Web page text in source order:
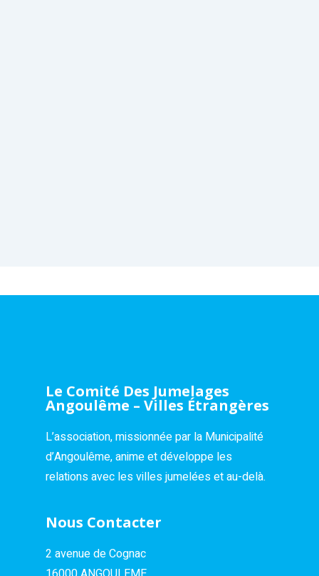
Le Comité Des Jumelages
Angoulême – Villes Étrangères
L’association, missionnée par la Municipalité
d’Angoulême, anime et développe les
relations avec les villes jumelées et au-delà.
Nous Contacter
2 avenue de Cognac